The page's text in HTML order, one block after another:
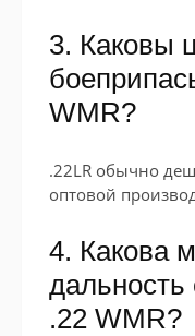
3. Каковы
WMR?
.22LR обычно
оптовой
4. Какова
дальность
.22 WMR?